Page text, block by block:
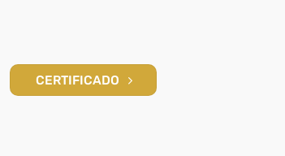
CERTIFICADO